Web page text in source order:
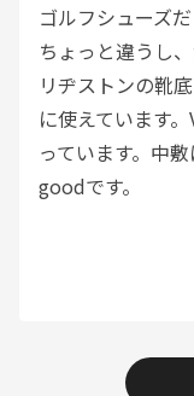
ゴルフシューズ
ちょっと違うし
リヂストンの靴
に使えています
っています。中
goodです。